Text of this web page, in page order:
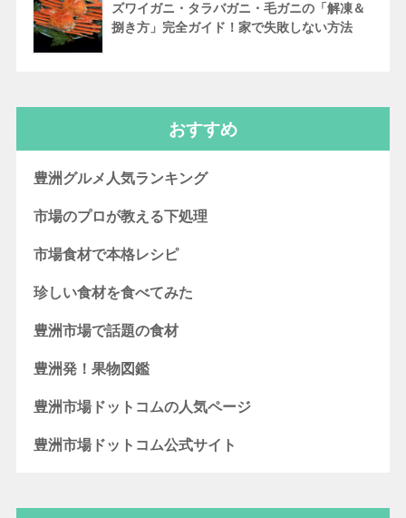
ズワイガニ・タラバガニ・毛ガニの「解凍＆
捌き方」完全ガイド！家で失敗しない方法
おすすめ
豊洲グルメ人気ランキング
市場のプロが教える下処理
市場食材で本格レシピ
珍しい食材を食べてみた
豊洲市場で話題の食材
豊洲発！果物図鑑
豊洲市場ドットコムの人気ページ
豊洲市場ドットコム公式サイト